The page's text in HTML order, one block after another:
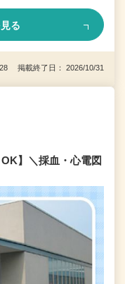
る
掲載終了日： 2026/10/31
】＼採血・心電図